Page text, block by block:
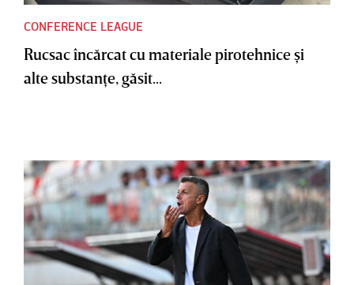
CONFERENCE LEAGUE
Rucsac încărcat cu materiale pirotehnice şi
alte substanţe, găsit...